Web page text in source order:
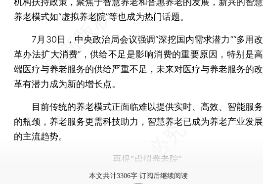
养老模式如“虚拟养老院”等也成为热门话题。
7月30日，中央政治局会议强调“深挖国内需求潜力”“多用改
革办法扩大消费”，供给不足是影响消费的重要原因，特别是高
端医疗与养老服务的供给严重不足，未来对医疗与养老服务的改
革有潜力成为新的增长点。
目前传统的养老模式正面临难以提供实时、高效、智能服务
的瓶颈，养老服务更需科技助力，智慧养老已成为养老产业发展
的主流趋势。
再提“虚拟养老院”
本文共计3306字 订阅后继续阅读